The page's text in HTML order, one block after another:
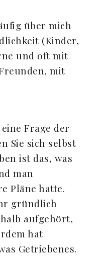
über mich
(Kinder,
und oft mit
mit
Frage der
Sie sich selbst
ist das, was
man
Pläne hatte.
gründlich
aufgehört,
hat
Getriebenes.